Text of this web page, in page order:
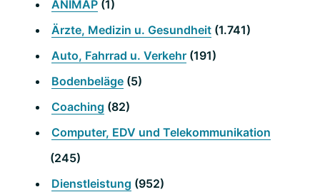
ANIMAP (1)
Ärzte, Medizin u. Gesundheit (1.741)
Auto, Fahrrad u. Verkehr (191)
Bodenbeläge (5)
Coaching (82)
Computer, EDV und Telekommunikation
(245)
Dienstleistung (952)